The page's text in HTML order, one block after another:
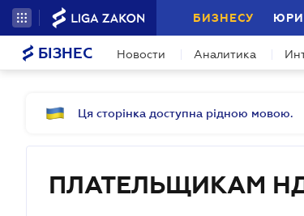
БИЗНЕСУ
БІЗНЕС Новости Аналитика
Ця сторінка доступна рідною мовою.
ПЛАТЕЛЬЩИКАМ